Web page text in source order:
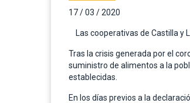
17 / 03 / 2020
Las cooperativas de Castilla y
Tras la crisis generada por el
suministro de alimentos a la
establecidas.
En los días previos a la